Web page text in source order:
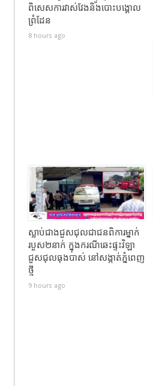
ពិសេសការវាស់វែងនិងបោះបង្គោល
ព្រំដែន
8 hours ago
ស្លាប់ជាងជួសជុលជាជនពិការម្នាក់
របួស២នាក់ ក្នុងករណីឆេះផ្ទះវិឡា
ជួសជុលធុងបាស់ នៅសង្កាត់ភ្នំពេញ
ថ្មី
9 hours ago